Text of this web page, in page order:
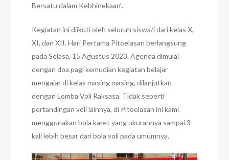
Bersatu dalam Kebhinekaan”.
Kegiatan ini diikuti oleh seluruh siswa/i dari kelas X,
XI, dan XII. Hari Pertama Pitoelasan berlangsung
pada Selasa, 15 Agustus 2023. Agenda dimulai
dengan doa pagi kemudian kegiatan belajar
mengajar di kelas masing masing, dilanjutkan
dengan Lomba Voli Raksasa. Tidak seperti
pertandingan voli lainnya, di Pitoelasan ini kami
menggunakan bola karet yang ukurannya sampai 3
kali lebih besar dari bola voli pada umumnya.